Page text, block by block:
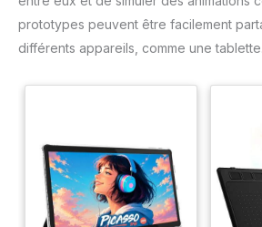
prototypes peuvent être facilement
différents appareils, comme une tablette.